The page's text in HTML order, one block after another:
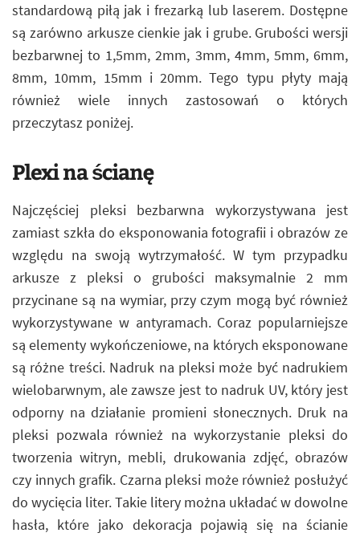
standardową piłą jak i frezarką lub laserem. Dostępne
są zarówno arkusze cienkie jak i grube. Grubości wersji
bezbarwnej to 1,5mm, 2mm, 3mm, 4mm, 5mm, 6mm,
8mm, 10mm, 15mm i 20mm. Tego typu płyty mają
również wiele innych zastosowań o których
przeczytasz poniżej.
Plexi na ścianę
Najczęściej pleksi bezbarwna wykorzystywana jest
zamiast szkła do eksponowania fotografii i obrazów ze
względu na swoją wytrzymałość. W tym przypadku
arkusze z pleksi o grubości maksymalnie 2 mm
przycinane są na wymiar, przy czym mogą być również
wykorzystywane w antyramach. Coraz popularniejsze
są elementy wykończeniowe, na których eksponowane
są różne treści. Nadruk na pleksi może być nadrukiem
wielobarwnym, ale zawsze jest to nadruk UV, który jest
odporny na działanie promieni słonecznych. Druk na
pleksi pozwala również na wykorzystanie pleksi do
tworzenia witryn, mebli, drukowania zdjęć, obrazów
czy innych grafik. Czarna pleksi może również posłużyć
do wycięcia liter. Takie litery można układać w dowolne
hasła, które jako dekoracja pojawią się na ścianie